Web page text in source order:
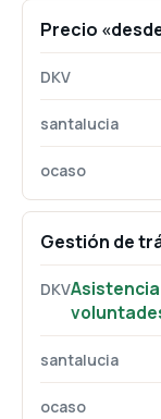
Precio
Gestión de